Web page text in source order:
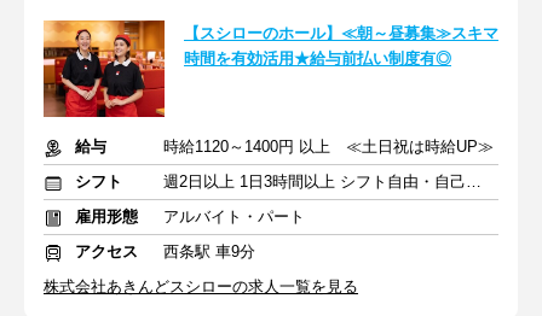
【スシローのホール】≪朝～昼募集≫スキマ
時間を有効活用★給与前払い制度有◎
給与
時給1120～1400円 以上 ≪土日祝は時給UP≫
シフト
週2日以上 1日3時間以上 シフト自由・自己申告
雇用形態
アルバイト・パート
アクセス
西条駅 車9分
株式会社あきんどスシローの求人一覧を見る